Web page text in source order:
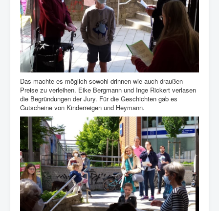
Das machte es möglich sowohl drinnen wie auch draußen
Preise zu verleihen. Eike Bergmann und Inge Rickert verlasen
die Begründungen der Jury. Für die Geschichten gab es
Gutscheine von Kinderreigen und Heymann.